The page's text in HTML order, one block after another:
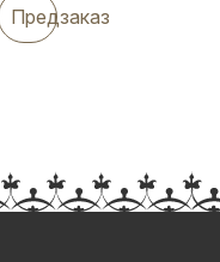
Предзаказ